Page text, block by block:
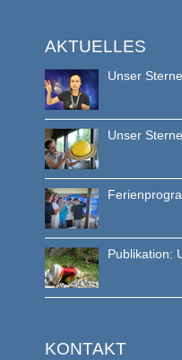
AKTUELLES
Unser
Unser
Publikation:
KONTAKT